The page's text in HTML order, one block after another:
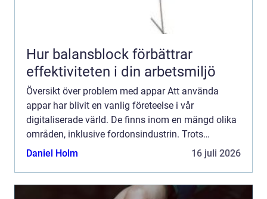
Hur balansblock förbättrar
effektiviteten i din arbetsmiljö
Översikt över problem med appar Att använda
appar har blivit en vanlig företeelse i vår
digitaliserade värld. De finns inom en mängd olika
områden, inklusive fordonsindustrin. Trots
fördelarna med appar, såsom ökad
Daniel Holm 16 juli 2026